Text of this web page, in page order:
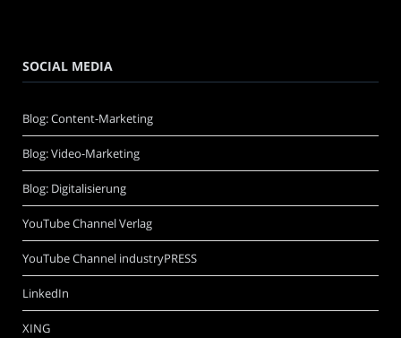
SOCIAL MEDIA
Blog: Content-Marketing
Blog: Video-Marketing
Blog: Digitalisierung
YouTube Channel Verlag
YouTube Channel industryPRESS
LinkedIn
XING